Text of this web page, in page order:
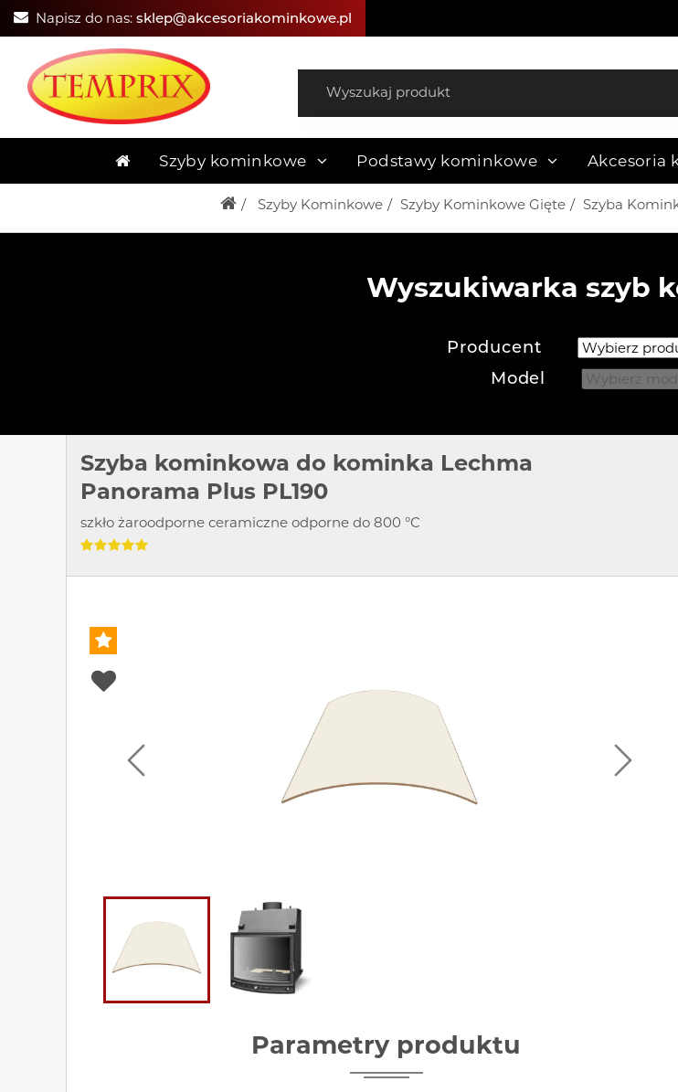
Napisz do nas: sklep@akcesoriakominkowe.pl
Szyby kominkowe Podstawy kominkowe Akcesoria
Szyby Kominkowe Szyby Kominkowe Gięte Szyba
Wyszukiwarka szyb
Producent
Model
Szyba kominkowa do kominka Lechma
Panorama Plus PL190
szkło żaroodporne ceramiczne odporne do 800 °C
Parametry produktu